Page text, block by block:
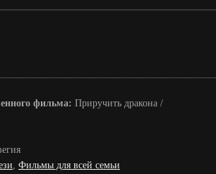
фильма: Приручить дракона /
, Фильмы для всей семьи